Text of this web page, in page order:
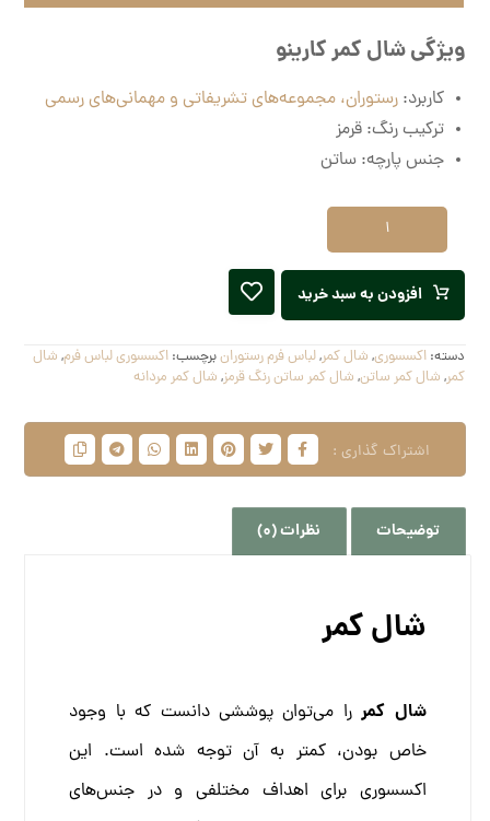
ویژگی شال کمر کارینو
کاربرد: رستوران، مجموعه‌های تشریفاتی و مهمانی‌های رسمی
ترکیب رنگ: قرمز
جنس پارچه: ساتن
افزودن به سبد خرید
دسته:اکسسوری, شال کمر,لباس فرم رستورانبرچسب:اکسسوری لباس فرم, شال
کمر, شال کمر ساتن, شال کمر ساتن رنگ قرمز, شال کمر مردانه
توضیحات نظرات (0)
شال کمر
شال کمررا می‌توان پوششی دانست که با وجود
خاص بودن، کمتر به آن توجه شده است. این
اکسسوری برای اهداف مختلفی و در جنس‌های